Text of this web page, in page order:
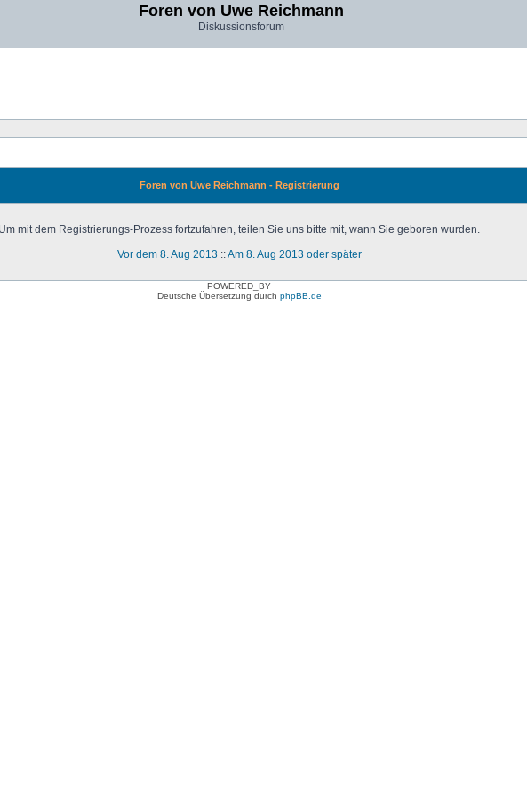
Foren von Uwe Reichmann
Diskussionsforum
Foren von Uwe Reichmann - Registrierung
Um mit dem Registrierungs-Prozess fortzufahren, teilen Sie uns bitte mit, wann Sie geboren wurden.
Vor dem 8. Aug 2013 ::Am 8. Aug 2013 oder später
POWERED_BY
Deutsche Übersetzung durch phpBB.de